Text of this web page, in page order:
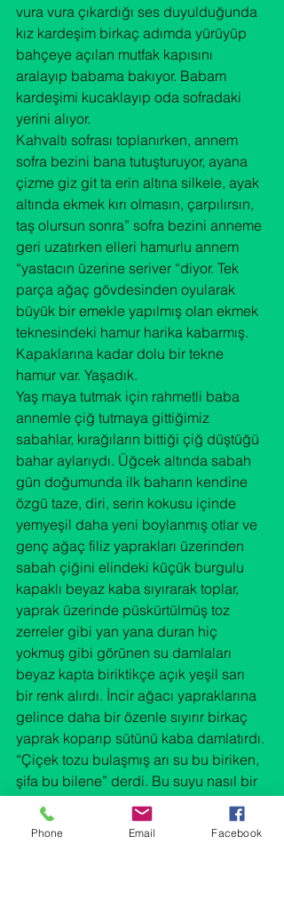
vura vura çıkardığı ses duyulduğunda
kız kardeşim birkaç adımda yürüyüp
bahçeye açılan mutfak kapısını
aralayıp babama bakıyor. Babam
kardeşimi kucaklayıp oda sofradaki
yerini alıyor.
Kahvaltı sofrası toplanırken, annem
sofra bezini bana tutuşturuyor, ayana
çizme giz git ta erin altına silkele, ayak
altında ekmek kırı olmasın, çarpılırsın,
taş olursun sonra” sofra bezini anneme
geri uzatırken elleri hamurlu annem
“yastacın üzerine seriver “diyor. Tek
parça ağaç gövdesinden oyularak
büyük bir emekle yapılmış olan ekmek
teknesindeki hamur harika kabarmış.
Kapaklarına kadar dolu bir tekne
hamur var. Yaşadık.
Yaş maya tutmak için rahmetli baba
annemle çiğ tutmaya gittiğimiz
sabahlar, kırağıların bittiği çiğ düştüğü
bahar aylarıydı. Üğcek altında sabah
gün doğumunda ilk baharın kendine
özgü taze, diri, serin kokusu içinde
yemyeşil daha yeni boylanmış otlar ve
genç ağaç filiz yaprakları üzerinden
sabah çiğini elindeki küçük burgulu
kapaklı beyaz kaba sıyırarak toplar,
yaprak üzerinde püskürtülmüş toz
zerreler gibi yan yana duran hiç
yokmuş gibi görünen su damlaları
beyaz kapta biriktikçe açık yeşil sarı
bir renk alırdı. İncir ağacı yapraklarına
gelince daha bir özenle sıyırır birkaç
yaprak koparıp sütünü kaba damlatırdı.
“Çiçek tozu bulaşmış arı su bu biriken,
şifa bu bilene” derdi. Bu suyu nasıl bir
işleme tabi tutar ve harika bazen
nohutlu maya bazen ekşi maya
Phone Email Facebook